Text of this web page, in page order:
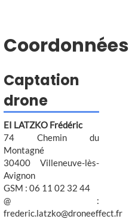
Coordonnées
Captation
drone
EI LATZKO Frédéric
74 Chemin du
Montagné
30400 Villeneuve-lès-
Avignon
GSM : 06 11 02 32 44
@ :
frederic.latzko@droneeffect.fr